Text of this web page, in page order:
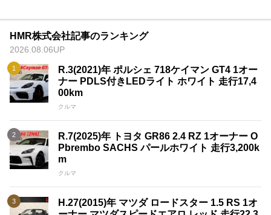
HMR株式会社記事のランキング
2026.08.06UP
R.3(2021)年 ポルシェ 718ケイマン GT4 1オー
ナー PDLS付きLEDライト ホワイト 走行17,4
00km
クルマ
R.7(2025)年 トヨタ GR86 2.4 RZ 1オーナー O
Pbrembo SACHS パールホワイト 走行3,200k
m
クルマ
H.27(2015)年 マツダ ロードスター 1.5 RS 1オ